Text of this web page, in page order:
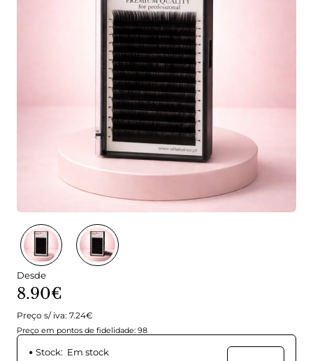
Desde
8.90€
Preço s/ iva: 7.24€
Preço em pontos de fidelidade: 98
Stock: Em stock